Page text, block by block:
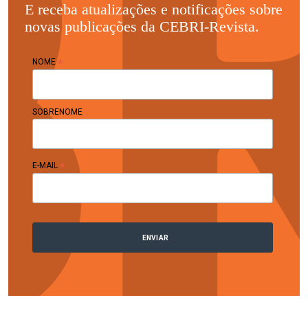
E receba atualizações e notificações sobre
novas publicações da CEBRI-Revista.
NOME
SOBRENOME
E-MAIL *